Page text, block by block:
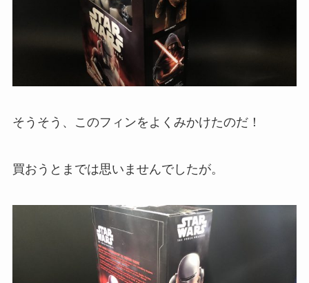
そうそう、このフィンをよくみかけたのだ！
買おうとまでは思いませんでしたが。